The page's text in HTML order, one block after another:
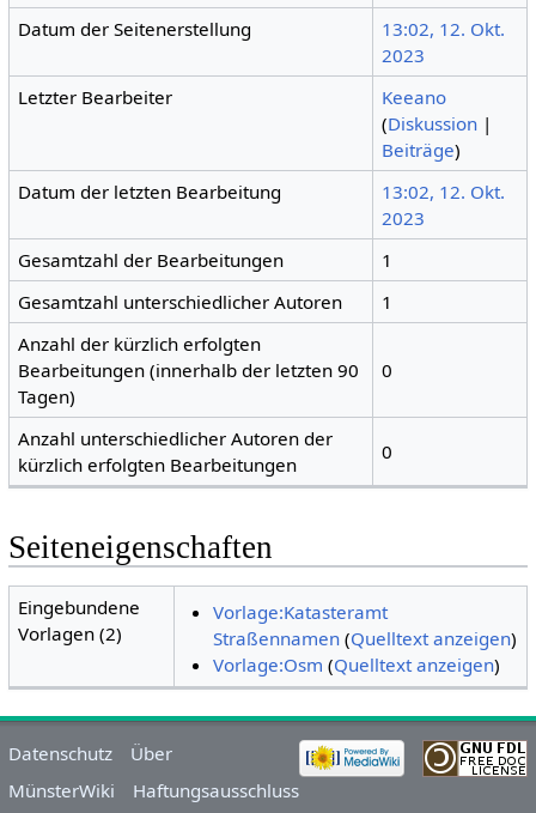
Datum der Seitenerstellung
13:02, 12. Okt.
2023
Letzter Bearbeiter
Keeano
(Diskussion |
Beiträge)
Datum der letzten Bearbeitung
13:02, 12. Okt.
2023
Gesamtzahl der Bearbeitungen
1
Gesamtzahl unterschiedlicher Autoren
1
Anzahl der kürzlich erfolgten
Bearbeitungen (innerhalb der letzten 90
Tagen)
0
Anzahl unterschiedlicher Autoren der
kürzlich erfolgten Bearbeitungen
0
Seiteneigenschaften
Eingebundene
Vorlagen (2)
Vorlage:Katasteramt
Straßennamen(Quelltext anzeigen)
Vorlage:Osm (Quelltext anzeigen)
Datenschutz
Über
MünsterWiki
Haftungsausschluss